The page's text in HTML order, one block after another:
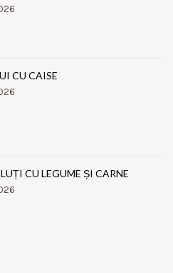
CU CAISE
CU LEGUME ȘI CARNE